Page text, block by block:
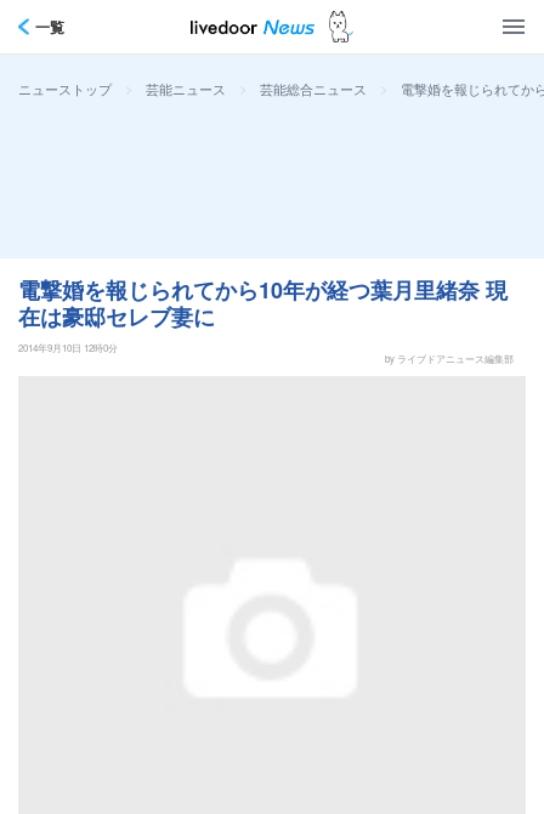
一覧
ニューストップ > 芸能ニュース > 芸能総合ニュース > 電撃婚を報じられてか
電撃婚を報じられてから10年が経つ葉月里緒奈 現
在は豪邸セレブ妻に
2014年9月10日 12時0分
by ライブドアニュース編集部